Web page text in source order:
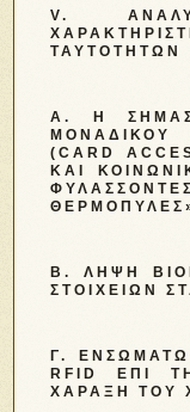
V.
ΤΑΥΤΟΤΉΤΩΝ
Α.
Η
(CARD
ΚΑΙ
Β. ΛΉΨΗ
ΣΤΟΙΧΕΊΩΝ
Γ.
RFID ΕΠΊ
ΧΆΡΑΞΗ ΤΟΥ